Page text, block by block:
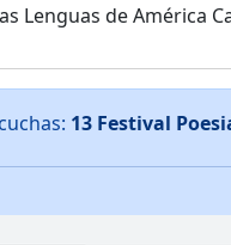
Lenguas de América
13 Festival